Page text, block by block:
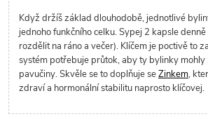
Když držíš základ dlouhodobě, jednotlivé
jednoho funkčního celku. Sypej 2 kapsle
rozdělit na ráno a večer). Klíčem je poctivě to
systém potřebuje průtok, aby ty bylinky
pavučiny. Skvěle se to doplňuje seZinkem,
zdraví a hormonální stabilitu naprosto klíčovej.